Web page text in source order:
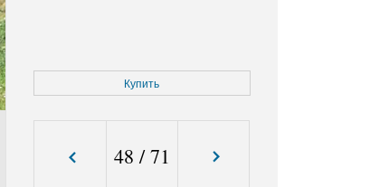
Купить
48 /71